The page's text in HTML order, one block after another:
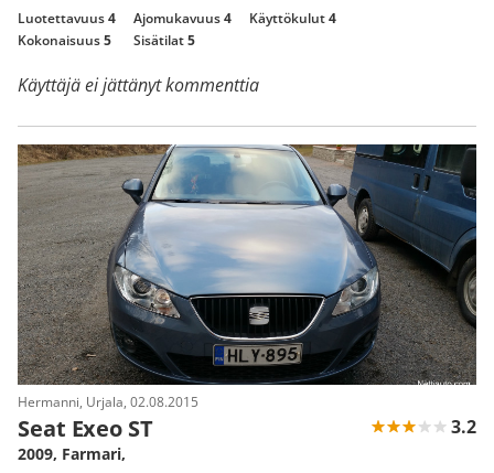
Luotettavuus4 Ajomukavuus4 Käyttökulut4
Kokonaisuus5 Sisätilat5
Käyttäjä ei jättänyt kommenttia
Hermanni, Urjala, 02.08.2015
Seat Exeo ST 3.2
2009, Farmari,